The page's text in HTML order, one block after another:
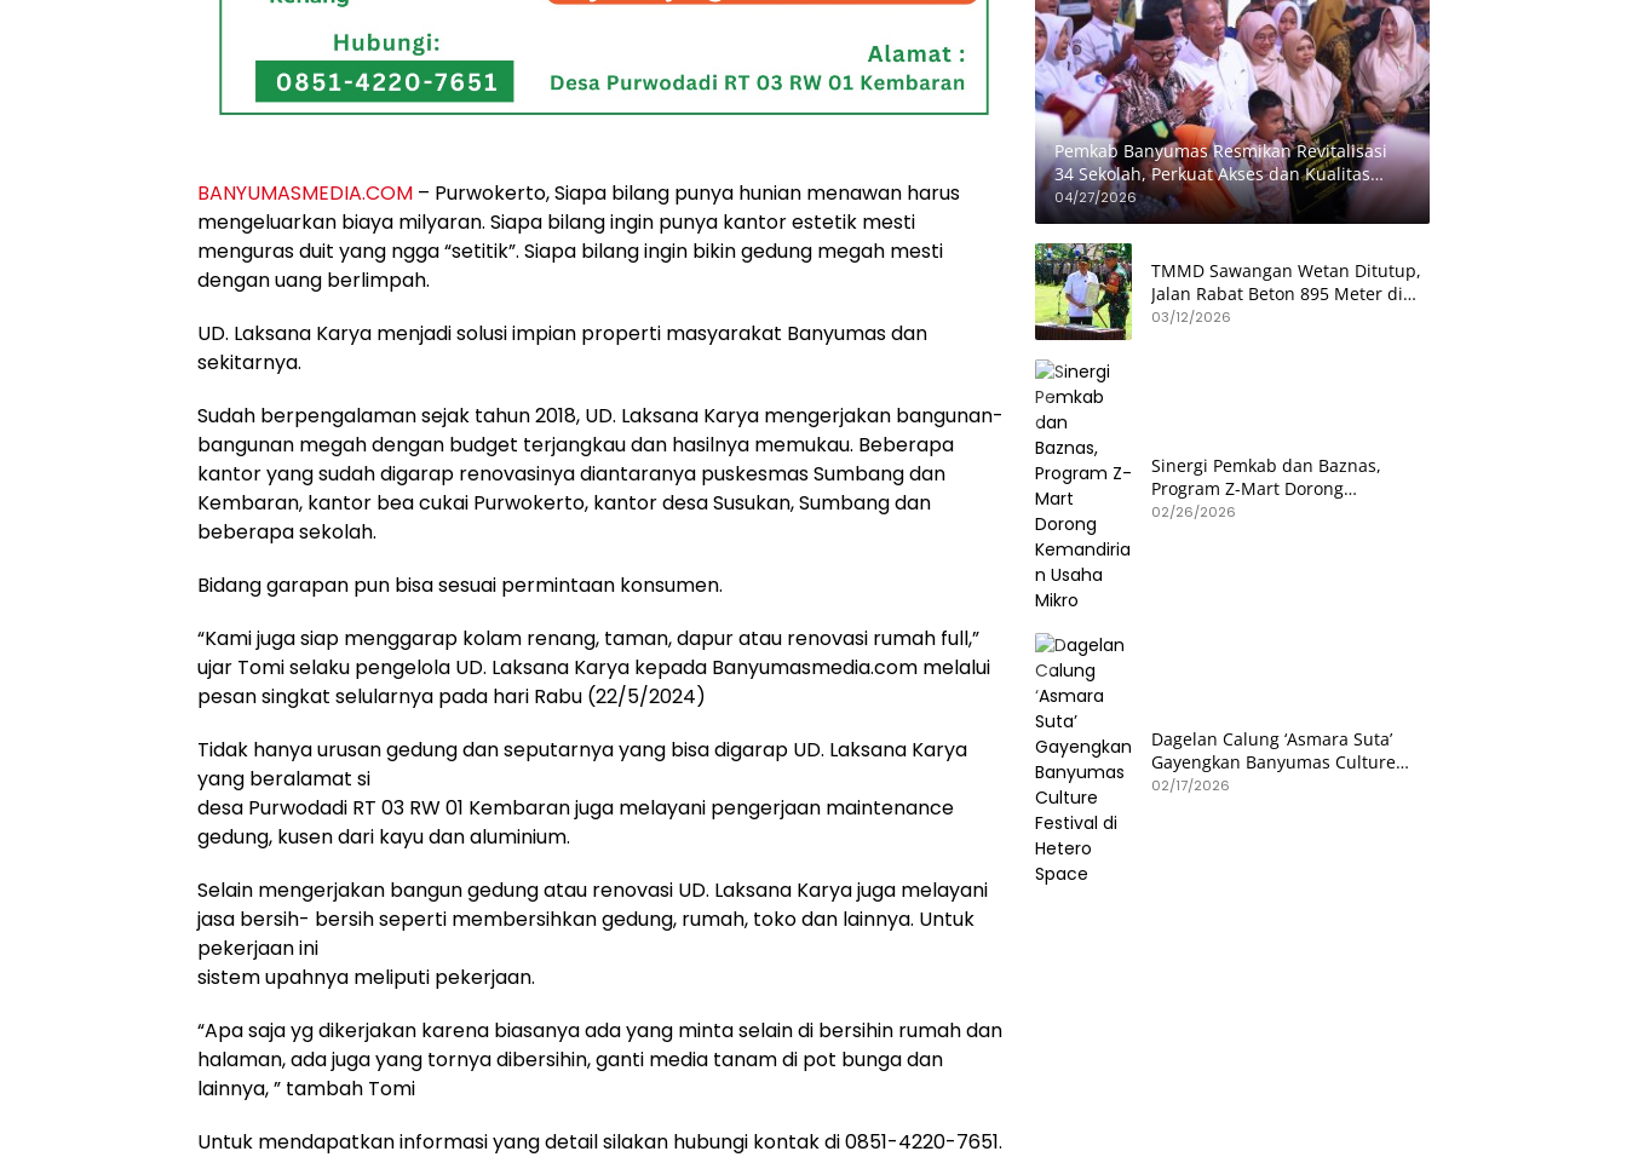
BANYUMASMEDIA.COM – Purwokerto, Siapa bilang punya hunian menawan harus
mengeluarkan biaya milyaran. Siapa bilang ingin punya kantor estetik mesti
menguras duit yang ngga “setitik”. Siapa bilang ingin bikin gedung megah mesti
dengan uang berlimpah.
UD. Laksana Karya menjadi solusi impian properti masyarakat Banyumas dan
sekitarnya.
Sudah berpengalaman sejak tahun 2018, UD. Laksana Karya mengerjakan bangunan-
bangunan megah dengan budget terjangkau dan hasilnya memukau. Beberapa
kantor yang sudah digarap renovasinya diantaranya puskesmas Sumbang dan
Kembaran, kantor bea cukai Purwokerto, kantor desa Susukan, Sumbang dan
beberapa sekolah.
Bidang garapan pun bisa sesuai permintaan konsumen.
“Kami juga siap menggarap kolam renang, taman, dapur atau renovasi rumah full,”
ujar Tomi selaku pengelola UD. Laksana Karya kepada Banyumasmedia.com melalui
pesan singkat selularnya pada hari Rabu (22/5/2024)
Tidak hanya urusan gedung dan seputarnya yang bisa digarap UD. Laksana Karya
yang beralamat si
desa Purwodadi RT 03 RW 01 Kembaran juga melayani pengerjaan maintenance
gedung, kusen dari kayu dan aluminium.
Selain mengerjakan bangun gedung atau renovasi UD. Laksana Karya juga melayani
jasa bersih- bersih seperti membersihkan gedung, rumah, toko dan lainnya. Untuk
pekerjaan ini
sistem upahnya meliputi pekerjaan.
“Apa saja yg dikerjakan karena biasanya ada yang minta selain di bersihin rumah dan
halaman, ada juga yang tornya dibersihin, ganti media tanam di pot bunga dan
lainnya, ” tambah Tomi
Untuk mendapatkan informasi yang detail silakan hubungi kontak di 0851-4220-7651.
Pemkab Banyumas Resmikan Revitalisasi
34 Sekolah, Perkuat Akses dan Kualitas
Pendidikan
04/27/2026
TMMD Sawangan Wetan Ditutup,
Jalan Rabat Beton 895 Meter di
Patikraja Banyumas Rampung
03/12/2026
Sinergi Pemkab dan Baznas,
Program Z-Mart Dorong
Kemandirian Usaha Mikro
02/26/2026
Dagelan Calung ‘Asmara Suta’
Gayengkan Banyumas Culture
Festival di Hetero Space
02/17/2026